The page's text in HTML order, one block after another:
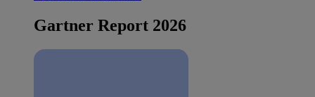
Gartner Report 2026